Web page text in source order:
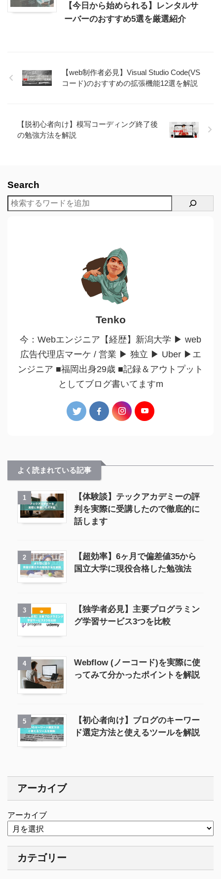
【今日から始められる】レンタルサ
ーバーのおすすめ5選を厳選紹介
【web制作者必見】Visual Studio Code(VS
コード)のおすすめの拡張機能12選を解説
【脱初心者向け】模写コーディング終了後
の勉強方法を解説
Search
Tenko
今：Webエンジニア【経歴】新潟大学 ▶︎ web
広告代理店マーケ / 営業 ▶︎ 独立 ▶︎ Uber ▶︎エ
ンジニア ■福岡出身29歳 ■記録＆アウトプット
としてブログ書いてますm
よく読まれている記事
1
【体験談】テックアカデミーの評
判を実際に受講したので徹底的に
話します
2
【超効率】6ヶ月で偏差値35から
国立大学に現役合格した勉強法
3
【独学者必見】主要プログラミン
グ学習サービス3つを比較
4
Webflow (ノーコード)を実際に使
ってみて分かったポイントを解説
5
【初心者向け】ブログのキーワー
ド選定方法と使えるツールを解説
アーカイブ
アーカイブ
カテゴリー